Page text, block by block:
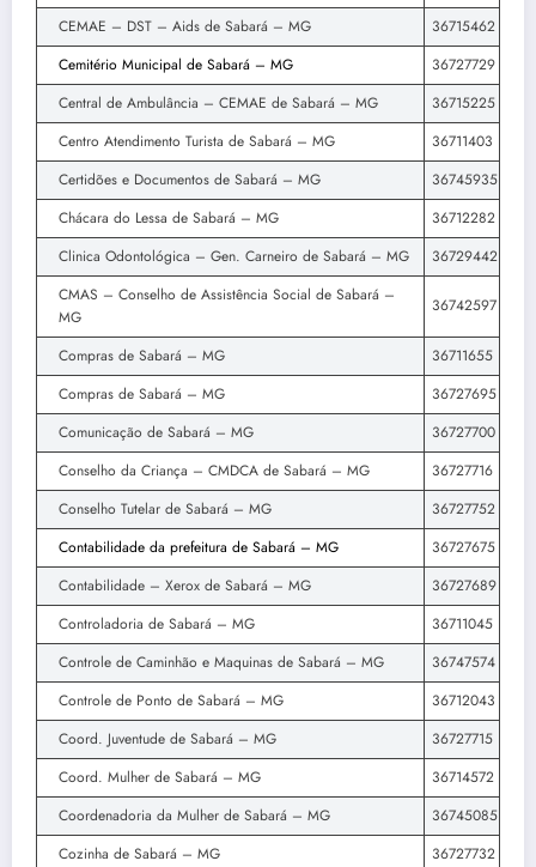
CEMAE – DST – Aids de Sabará – MG
36715462
Cemitério Municipal de Sabará – MG
36727729
Central de Ambulância – CEMAE de Sabará – MG
36715225
Centro Atendimento Turista de Sabará – MG
36711403
Certidões e Documentos de Sabará – MG
36745935
Chácara do Lessa de Sabará – MG
36712282
Clinica Odontológica – Gen. Carneiro de Sabará – MG
36729442
CMAS – Conselho de Assistência Social de Sabará –
MG
36742597
Compras de Sabará – MG
36711655
Compras de Sabará – MG
36727695
Comunicação de Sabará – MG
36727700
Conselho da Criança – CMDCA de Sabará – MG
36727716
Conselho Tutelar de Sabará – MG
36727752
Contabilidade da prefeitura de Sabará – MG
36727675
Contabilidade – Xerox de Sabará – MG
36727689
Controladoria de Sabará – MG
36711045
Controle de Caminhão e Maquinas de Sabará – MG
36747574
Controle de Ponto de Sabará – MG
36712043
Coord. Juventude de Sabará – MG
36727715
Coord. Mulher de Sabará – MG
36714572
Coordenadoria da Mulher de Sabará – MG
36745085
Cozinha de Sabará – MG
36727732